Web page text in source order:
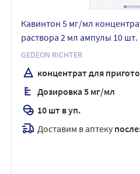
Кавинтон 5 мг/мл
раствора 2 мл ампулы 10 шт.
GEDEON RICHTER
концентрат для
Дозировка 5 мг/мл
10 шт в уп.
Доставим в аптеку